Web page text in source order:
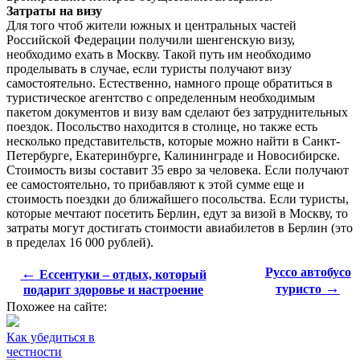
Затраты на визу
Для того чтоб жители южных и центральных частей
Российской Федерации получили шенгенскую визу,
необходимо ехать в Москву. Такой путь им необходимо
проделывать в случае, если туристы получают визу
самостоятельно. Естественно, намного проще обратиться в
туристическое агентство с определенным необходимым
пакетом документов и визу вам сделают без затруднительных
поездок. Посольство находится в столице, но также есть
несколько представительств, которые можно найти в Санкт-
Петербурге, Екатеринбурге, Калининграде и Новосибирске.
Стоимость визы составит 35 евро за человека. Если получают
ее самостоятельно, то прибавляют к этой сумме еще и
стоимость поездки до ближайшего посольства. Если туристы,
которые мечтают посетить Берлин, едут за визой в Москву, то
затраты могут достигать стоимости авиабилетов в Берлин (это
в пределах 16 000 рублей).
← Ессентуки – отдых, который
подарит здоровье и настроение
Руссо автобусо
туристо →
Похожее на сайте:
Как убедиться в
честности